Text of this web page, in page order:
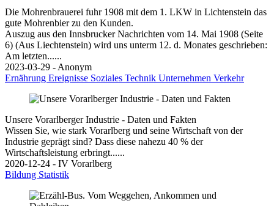
Die Mohrenbrauerei fuhr 1908 mit dem 1. LKW in Lichtenstein das
gute Mohrenbier zu den Kunden.
Auszug aus den Innsbrucker Nachrichten vom 14. Mai 1908 (Seite
6) (Aus Liechtenstein) wird uns unterm 12. d. Monates geschrieben:
Am letzten......
2023-03-29 - Anonym
Ernährung Ereignisse Soziales Technik Unternehmen Verkehr
Unsere Vorarlberger Industrie - Daten und Fakten
Wissen Sie, wie stark Vorarlberg und seine Wirtschaft von der
Industrie geprägt sind? Dass diese nahezu 40 % der
Wirtschaftsleistung erbringt......
2020-12-24 - IV Vorarlberg
Bildung Statistik